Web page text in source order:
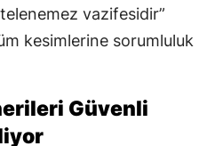
vazifesidir”
kesimlerine sorumluluk
Güvenli